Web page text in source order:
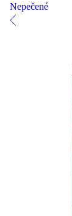
Nepečené